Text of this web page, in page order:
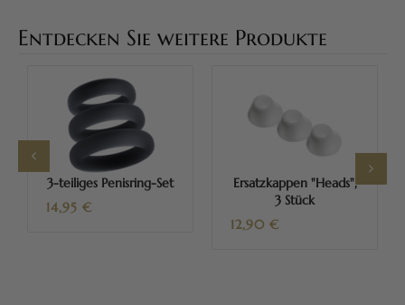
Entdecken Sie weitere Produkte
3-teiliges Penisring-Set
14,95 €
Ersatzkappen "Heads",
3 Stück
12,90 €